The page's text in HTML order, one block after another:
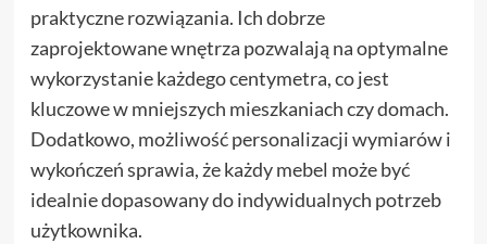
praktyczne rozwiązania. Ich dobrze
zaprojektowane wnętrza pozwalają na optymalne
wykorzystanie każdego centymetra, co jest
kluczowe w mniejszych mieszkaniach czy domach.
Dodatkowo, możliwość personalizacji wymiarów i
wykończeń sprawia, że każdy mebel może być
idealnie dopasowany do indywidualnych potrzeb
użytkownika.